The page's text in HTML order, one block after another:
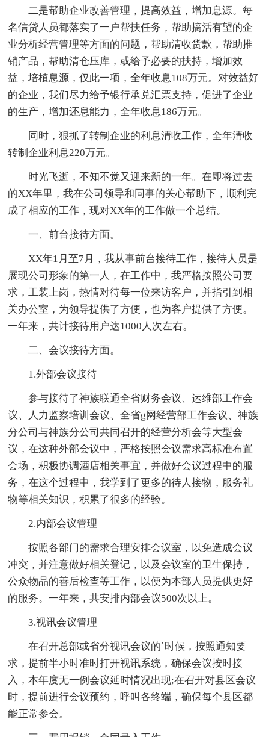
二是帮助企业改善管理，提高效益，增加息源。每
名信贷人员都落实了一户帮扶任务，帮助搞活有望的企
业分析经营管理等方面的问题，帮助清收货款，帮助推
销产品，帮助清仓压库，或给予必要的扶持，增加效
益，培植息源，仅此一项，全年收息108万元。对效益好
的企业，我们尽力给予银行承兑汇票支持，促进了企业
的生产，增加还息能力，全年收息186万元。
同时，狠抓了转制企业的利息清收工作，全年清收
转制企业利息220万元。
时光飞逝，不知不觉又迎来新的一年。在即将过去
的XX年里，我在公司领导和同事的关心帮助下，顺利完
成了相应的工作，现对XX年的工作做一个总结。
一、前台接待方面。
XX年1月至7月，我从事前台接待工作，接待人员是
展现公司形象的第一人，在工作中，我严格按照公司要
求，工装上岗，热情对待每一位来访客户，并指引到相
关办公室，为领导提供了方便，也为客户提供了方便。
一年来，共计接待用户达1000人次左右。
二、会议接待方面。
1.外部会议接待
参与接待了神族联通全省财务会议、运维部工作会
议、人力监察培训会议、全省g网经营部工作会议、神族
分公司与神族分公司共同召开的经营分析会等大型会
议，在这种外部会议中，严格按照会议需求高标准布置
会场，积极协调酒店相关事宜，并做好会议过程中的服
务，在这个过程中，我学到了更多的待人接物，服务礼
物等相关知识，积累了很多的经验。
2.内部会议管理
按照各部门的需求合理安排会议室，以免造成会议
冲突，并注意做好相关登记，以及会议室的卫生保持，
公众物品的善后检查等工作，以便为本部人员提供更好
的服务。一年来，共安排内部会议500次以上。
3.视讯会议管理
在召开总部或省分视讯会议的`时候，按照通知要
求，提前半小时准时打开视讯系统，确保会议按时接
入，本年度无一例会议延时情况出现;在召开对县区会议
时，提前进行会议预约，呼叫各终端，确保每个县区都
能正常参会。